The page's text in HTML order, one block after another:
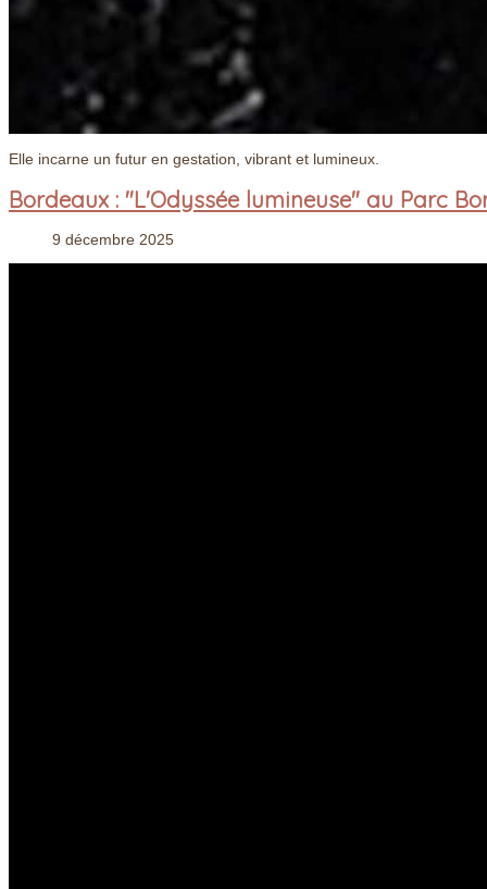
Elle incarne un futur en gestation, vibrant et lumineux.
Bordeaux : "L'Odyssée lumineuse" au Parc
9 décembre 2025